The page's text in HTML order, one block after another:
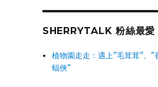
SHERRYTALK 粉絲最愛
植物園走走：遇上"毛茸茸"、"
蝠俠"